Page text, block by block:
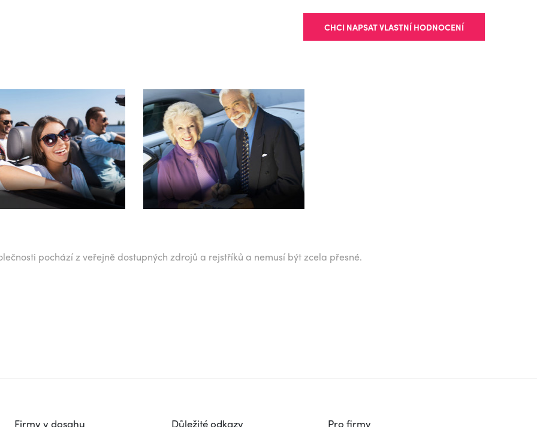
CHCI NAPSAT VLASTNÍ HODNOCENÍ
pochází z veřejně dostupných zdrojů a rejstříků a nemusí být zcela přesné.
Firmy v dosahu Důležité odkazy Pro firmy